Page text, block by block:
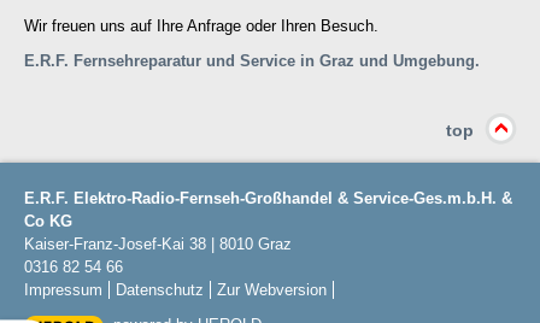
Wir freuen uns auf Ihre Anfrage oder Ihren Besuch.
E.R.F. Fernsehreparatur und Service in Graz und Umgebung.
top
E.R.F. Elektro-Radio-Fernseh-Großhandel & Service-Ges.m.b.H. &
Co KG
Kaiser-Franz-Josef-Kai 38
8010 Graz
0316 82 54 66
Impressum
Datenschutz
Zur Webversion